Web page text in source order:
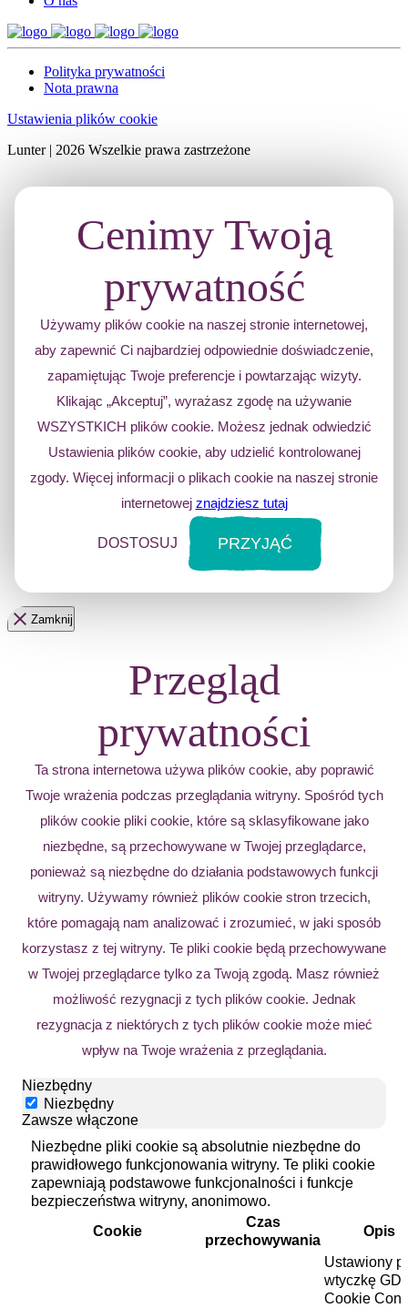
Polityka prywatności
Nota prawna
Ustawienia plików cookie
Lunter | 2026 Wszelkie prawa zastrzeżone
Cenimy Twoją
prywatność
Używamy plików cookie na naszej stronie internetowej,
aby zapewnić Ci najbardziej odpowiednie doświadczenie,
zapamiętując Twoje preferencje i powtarzając wizyty.
Klikając „Akceptuj”, wyrażasz zgodę na używanie
WSZYSTKICH plików cookie. Możesz jednak odwiedzić
Ustawienia plików cookie, aby udzielić kontrolowanej
zgody. Więcej informacji o plikach cookie na naszej stronie
internetowej znajdziesz tutaj
DOSTOSUJ PRZYJĄĆ
Zamknij
Przegląd
prywatności
Ta strona internetowa używa plików cookie, aby poprawić
Twoje wrażenia podczas przeglądania witryny. Spośród tych
plików cookie pliki cookie, które są sklasyfikowane jako
niezbędne, są przechowywane w Twojej przeglądarce,
ponieważ są niezbędne do działania podstawowych funkcji
witryny. Używamy również plików cookie stron trzecich,
które pomagają nam analizować i zrozumieć, w jaki sposób
korzystasz z tej witryny. Te pliki cookie będą przechowywane
w Twojej przeglądarce tylko za Twoją zgodą. Masz również
możliwość rezygnacji z tych plików cookie. Jednak
rezygnacja z niektórych z tych plików cookie może mieć
wpływ na Twoje wrażenia z przeglądania.
Niezbędny
Niezbędny
Zawsze włączone
Niezbędne pliki cookie są absolutnie niezbędne do
prawidłowego funkcjonowania witryny. Te pliki cookie
zapewniają podstawowe funkcjonalności i funkcje
bezpieczeństwa witryny, anonimowo.
Cookie
Czas
przechowywania
Opis
Ustawiony
wtyczkę
Cookie